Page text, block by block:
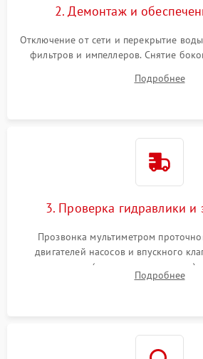
2. Демонтаж и
Отключение от сети и перекрытие
фильтров и импеллеров. Снятие
циркуляционному насосу, ТЭНу и
Подробнее
3. Проверка гидравлики и
Прозвонка мультиметром
двигателей насосов и впускного
прессостата (датчика уровня воды),
концевика дверцы и электронного
Подробнее